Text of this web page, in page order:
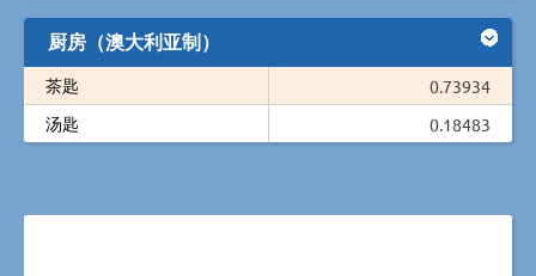
厨房（澳大利亚制）
茶匙
0.73934
汤匙
0.18483